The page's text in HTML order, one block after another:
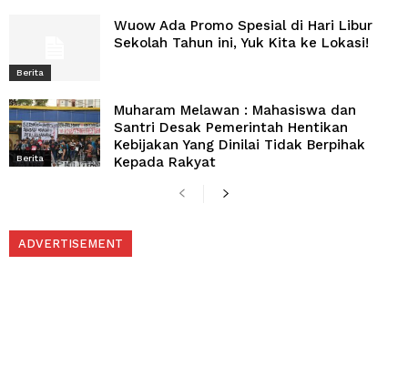
Berita
Wuow Ada Promo Spesial di Hari Libur
Sekolah Tahun ini, Yuk Kita ke Lokasi!
Berita
Muharam Melawan : Mahasiswa dan
Santri Desak Pemerintah Hentikan
Kebijakan Yang Dinilai Tidak Berpihak
Kepada Rakyat
ADVERTISEMENT